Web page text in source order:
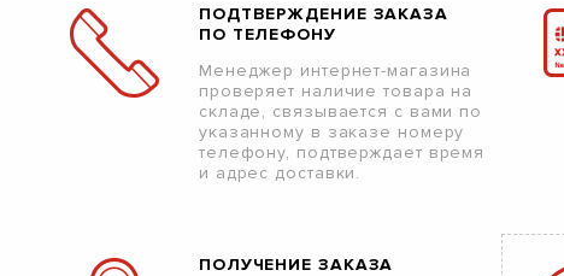
ПОДТВЕРЖДЕНИЕ ЗАКАЗА
ПО ТЕЛЕФОНУ
Менеджер интернет-магазина
проверяет наличие товара на
складе, связывается с вами по
указанному в заказе номеру
телефону, подтверждает время
и адрес доставки.
ПОЛУЧЕНИЕ ЗАКАЗА